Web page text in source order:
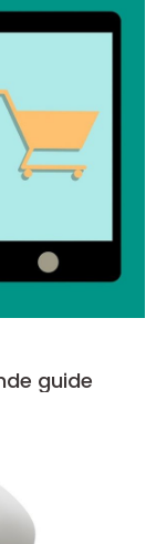
guide